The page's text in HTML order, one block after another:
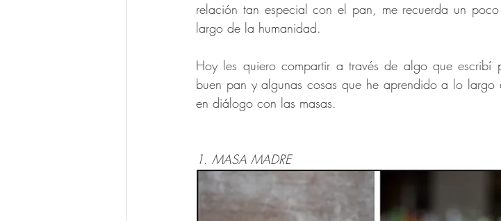
relación tan especial con el pan, me recuerda un
largo de la humanidad.
Hoy les quiero compartir a través de algo que escribí
buen pan y algunas cosas que he aprendido a lo
en diálogo con las masas.
1. MASA MADRE